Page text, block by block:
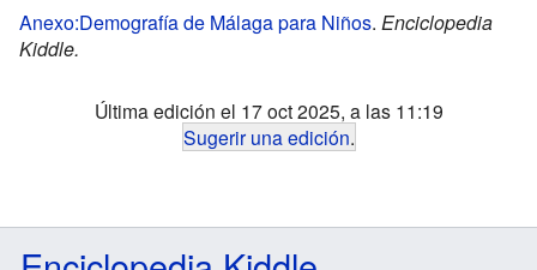
Anexo:Demografía de Málaga para Niños. Enciclopedia
Kiddle.
Última edición el 17 oct 2025, a las 11:19
Sugerir una edición.